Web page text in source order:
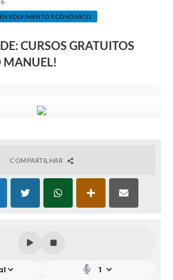
ECONÔMICO
CURSOS GRATUITOS
MANUEL!
COMPARTILHAR